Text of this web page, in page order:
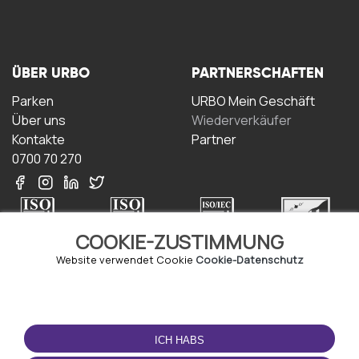
COOKIE-ZUSTIMMUNG
Website verwendet Cookie Cookie-Datenschutz
ICH HABS
ÜBER URBO
Parken
Über uns
Kontakte
0700 70 270
PARTNERSCHAFTEN
URBO Mein Geschäft
Wiederverkäufer
Partner
Geschäftsbedingungen
Datenschutz-